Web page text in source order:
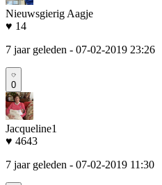
Nieuwsgierig Aagje
♥ 14
7 jaar geleden - 07-02-2019 23:26
0
Jacqueline1
♥ 4643
7 jaar geleden - 07-02-2019 11:30